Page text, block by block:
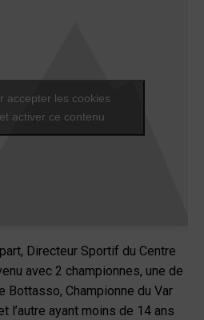
accepter les cookies
activer ce contenu
Directeur Sportif du Centre
avec 2 championnes, une de
Bottasso, Championne du Var
l’autre ayant moins de 14 ans